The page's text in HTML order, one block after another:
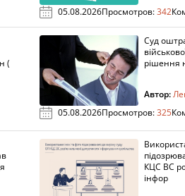
05.08.2026Просмотров:342
(
Суд
рішення
Автор:
05.08.2026Просмотров:325
КЦС ВС
інфор